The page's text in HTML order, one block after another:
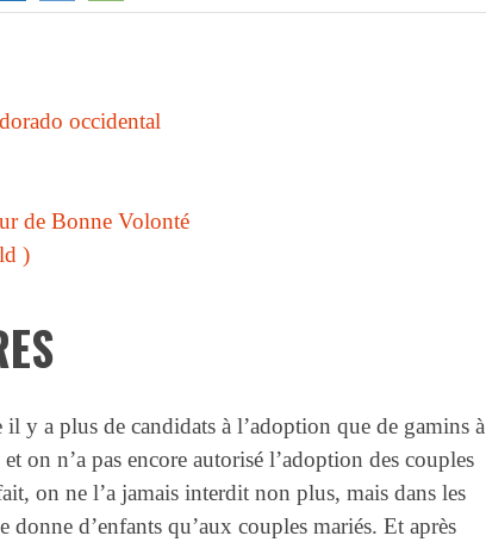
occidental
de Bonne Volonté
)
il y a plus de candidats à l’adoption que de gamins à
on n’a pas encore autorisé l’adoption des couples
on ne l’a jamais interdit non plus, mais dans les
donne d’enfants qu’aux couples mariés. Et après